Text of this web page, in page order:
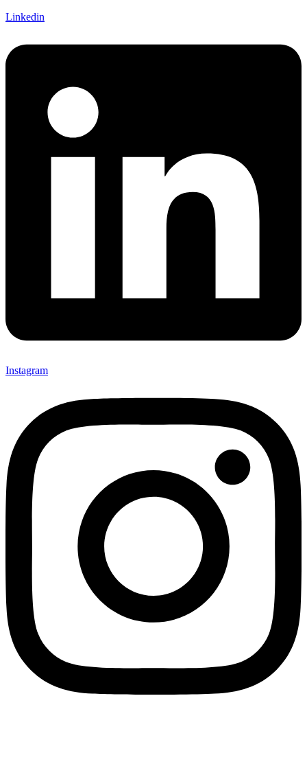
Linkedin
Instagram